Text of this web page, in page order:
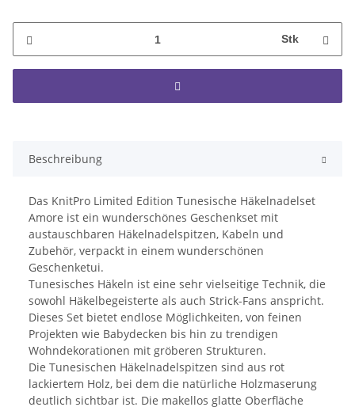
Stk
Beschreibung
Das KnitPro Limited Edition Tunesische Häkelnadelset
Amore ist ein wunderschönes Geschenkset mit
austauschbaren Häkelnadelspitzen, Kabeln und
Zubehör, verpackt in einem wunderschönen
Geschenketui.
Tunesisches Häkeln ist eine sehr vielseitige Technik, die
sowohl Häkelbegeisterte als auch Strick-Fans anspricht.
Dieses Set bietet endlose Möglichkeiten, von feinen
Projekten wie Babydecken bis hin zu trendigen
Wohndekorationen mit gröberen Strukturen.
Die Tunesischen Häkelnadelspitzen sind aus rot
lackiertem Holz, bei dem die natürliche Holzmaserung
deutlich sichtbar ist. Die makellos glatte Oberfläche